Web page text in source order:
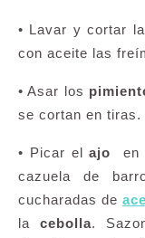
• Lavar y cortar
con aceite las
• Asar los
se cortan en tiras.
• Picar elajo
en
cazuela de
cucharadas de
lacebolla.